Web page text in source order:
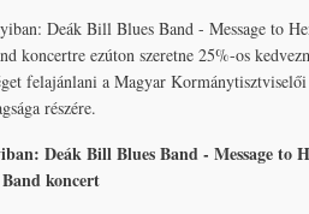
Deák Bill Blues Band - Message to
koncertre ezúton szeretne 25%-os
felajánlani a Magyar
részére.
Deák Bill Blues Band - Message to
koncert